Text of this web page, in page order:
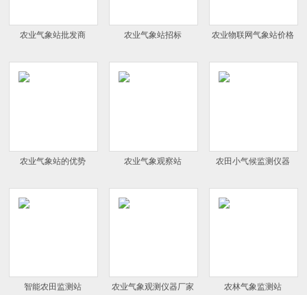
农业气象站批发商 农业气象站招标 农业物联网气象站价格
农业气象站的优势 农业气象观察站 农田小气候监测仪器
智能农田监测站 农业气象观测仪器厂家 农林气象监测站